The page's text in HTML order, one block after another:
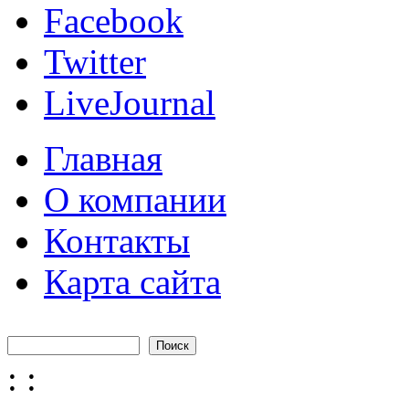
Facebook
Twitter
LiveJournal
Главная
О компании
Контакты
Карта сайта
Форма поиска
: :